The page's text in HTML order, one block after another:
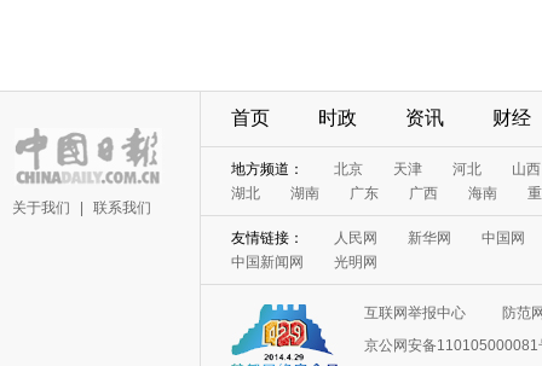
关于我们 联系我们
首页 时政 资讯 财经
地方频道： 北京 天津 河北
山西
湖北
湖南 广东 广西 海南
友情链接： 人民网 新华网
中国网
中国新闻网
光明网
互联网举报中心
防范
京公网安备110105000081